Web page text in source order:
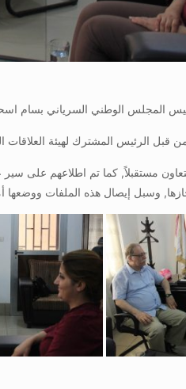
الوطني السرياني بسام اسحاق و
قبل الرئيس المشترك لهيئة العلاقات
التعاون مستقبلاً, كما تم اطلاعهم
وسبل إيصال هذه الملفات ووضعها